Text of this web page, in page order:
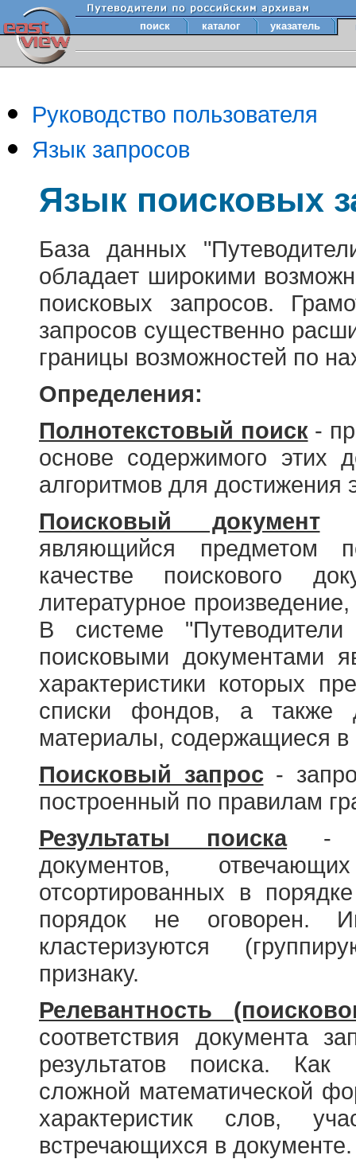
поиск каталог указатель
Руководство пользователя
Язык запросов
Язык поисковых
База данных
обладает широкими
поисковых запросов.
запросов существенно
границы возможностей по
Определения:
Полнотекстовый поиск-
основе содержимого этих
алгоритмов для достижения
Поисковый документ-
являющийся предметом
качестве поискового
литературное
В системе
поисковыми документами
характеристики которых
списки фондов, а также
материалы, содержащиеся в
Поисковый запрос-
построенный по правилам
Результаты поиска-
документов,
отсортированных в
порядок не оговорен.
кластеризуются
признаку.
Релевантность
соответствия документа
результатов поиска.
сложной математической
характеристик слов,
встречающихся в документе.